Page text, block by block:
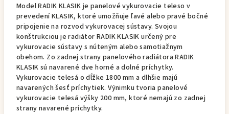
Model RADIK KLASIK je panelové vykurovacie teleso v
prevedení KLASIK, ktoré umožňuje ľavé alebo pravé bočné
pripojenie na rozvod vykurovacej sústavy. Svojou
konštrukciou je radiátor RADIK KLASIK určený pre
vykurovacie sústavy s núteným alebo samotiažnym
obehom. Zo zadnej strany panelového radiátora RADIK
KLASIK sú navarené dve horné a dolné príchytky.
Vykurovacie telesá o dĺžke 1800 mm a dlhšie majú
navarených šesť príchytiek. Výnimku tvoria panelové
vykurovacie telesá výšky 200 mm, ktoré nemajú zo zadnej
strany navarené príchytky.